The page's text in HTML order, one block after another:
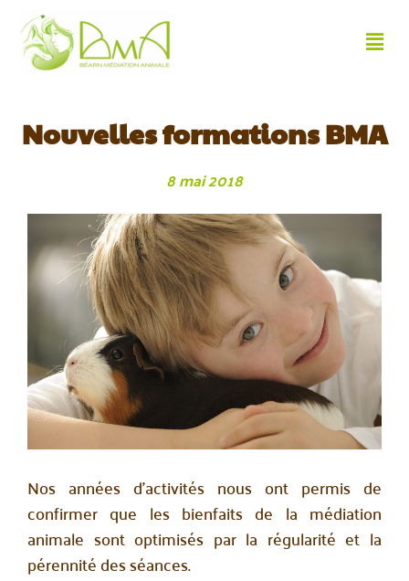
Nouvelles formations BMA
8 mai 2018
Nos années d’activités nous ont permis de
confirmer que les bienfaits de la médiation
animale sont optimisés par la régularité et la
pérennité des séances.